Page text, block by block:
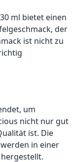
ml bietet einen
der
ist nicht zu
um
nicht nur gut
ist. Die
in einer